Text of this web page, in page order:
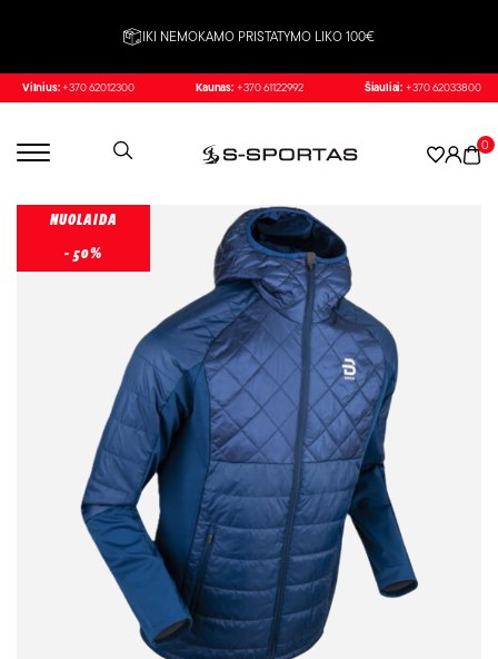
IKI NEMOKAMO PRISTATYMO LIKO 100€
Vilnius: +370 62012300 Kaunas: +370 61122992 Šiauliai: +370 62033800
0
NUOLAIDA
- 50%